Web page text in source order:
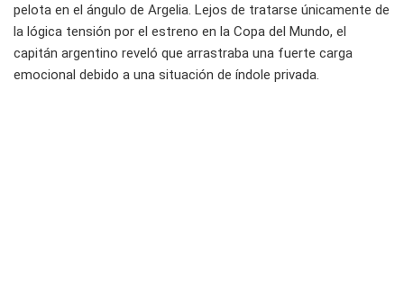
pelota en el ángulo de Argelia. Lejos de tratarse únicamente de
la lógica tensión por el estreno en la Copa del Mundo, el
capitán argentino reveló que arrastraba una fuerte carga
emocional debido a una situación de índole privada.